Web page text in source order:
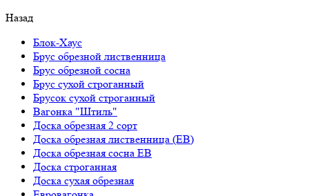
Назад
Блок-Хаус
Брус обрезной лиственница
Брус обрезной сосна
Брус сухой строганный
Брусок сухой строганный
Вагонка "Штиль"
Доска обрезная 2 сорт
Доска обрезная лиственница (ЕВ)
Доска обрезная сосна ЕВ
Доска строганная
Доска сухая обрезная